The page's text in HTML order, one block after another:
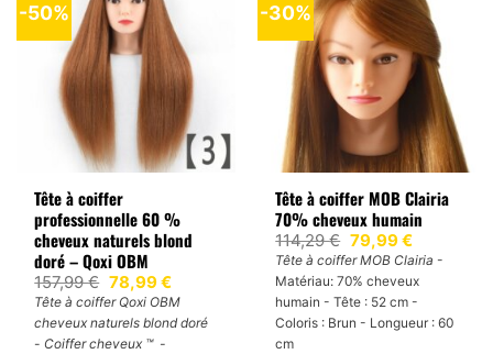
-50%
Tête à coiffer
professionnelle 60 %
cheveux naturels blond
doré – Qoxi OBM
157,99€ Le
prix
initial
était :
157,99 €.
78,99€Le
prix
actuel
est :
Tête à coiffer Qoxi OBM
cheveux naturels blond doré
- Coiffer cheveux ™ -
-30%
Tête à coiffer MOB Clairia
70% cheveux humain
114,29€ Le
prix
initial
était :
114,29 €.
79,99€Le
prix
actuel
est :
79,99 €.
Tête à coiffer MOB Clairia -
Matériau: 70% cheveux
humain - Tête : 52 cm -
Coloris : Brun - Longueur : 60
cm